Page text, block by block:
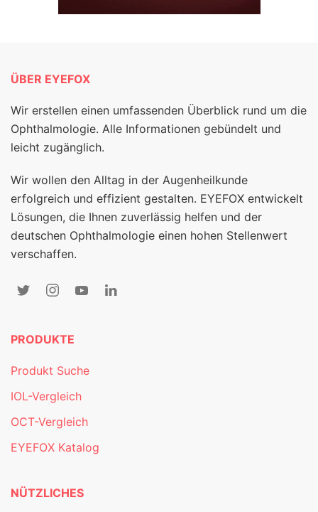
ÜBER EYEFOX
Wir erstellen einen umfassenden Überblick rund um die
Ophthalmologie. Alle Informationen gebündelt und
leicht zugänglich.
Wir wollen den Alltag in der Augenheilkunde
erfolgreich und effizient gestalten. EYEFOX entwickelt
Lösungen, die Ihnen zuverlässig helfen und der
deutschen Ophthalmologie einen hohen Stellenwert
verschaffen.
PRODUKTE
Produkt Suche
IOL-Vergleich
OCT-Vergleich
EYEFOX Katalog
NÜTZLICHES